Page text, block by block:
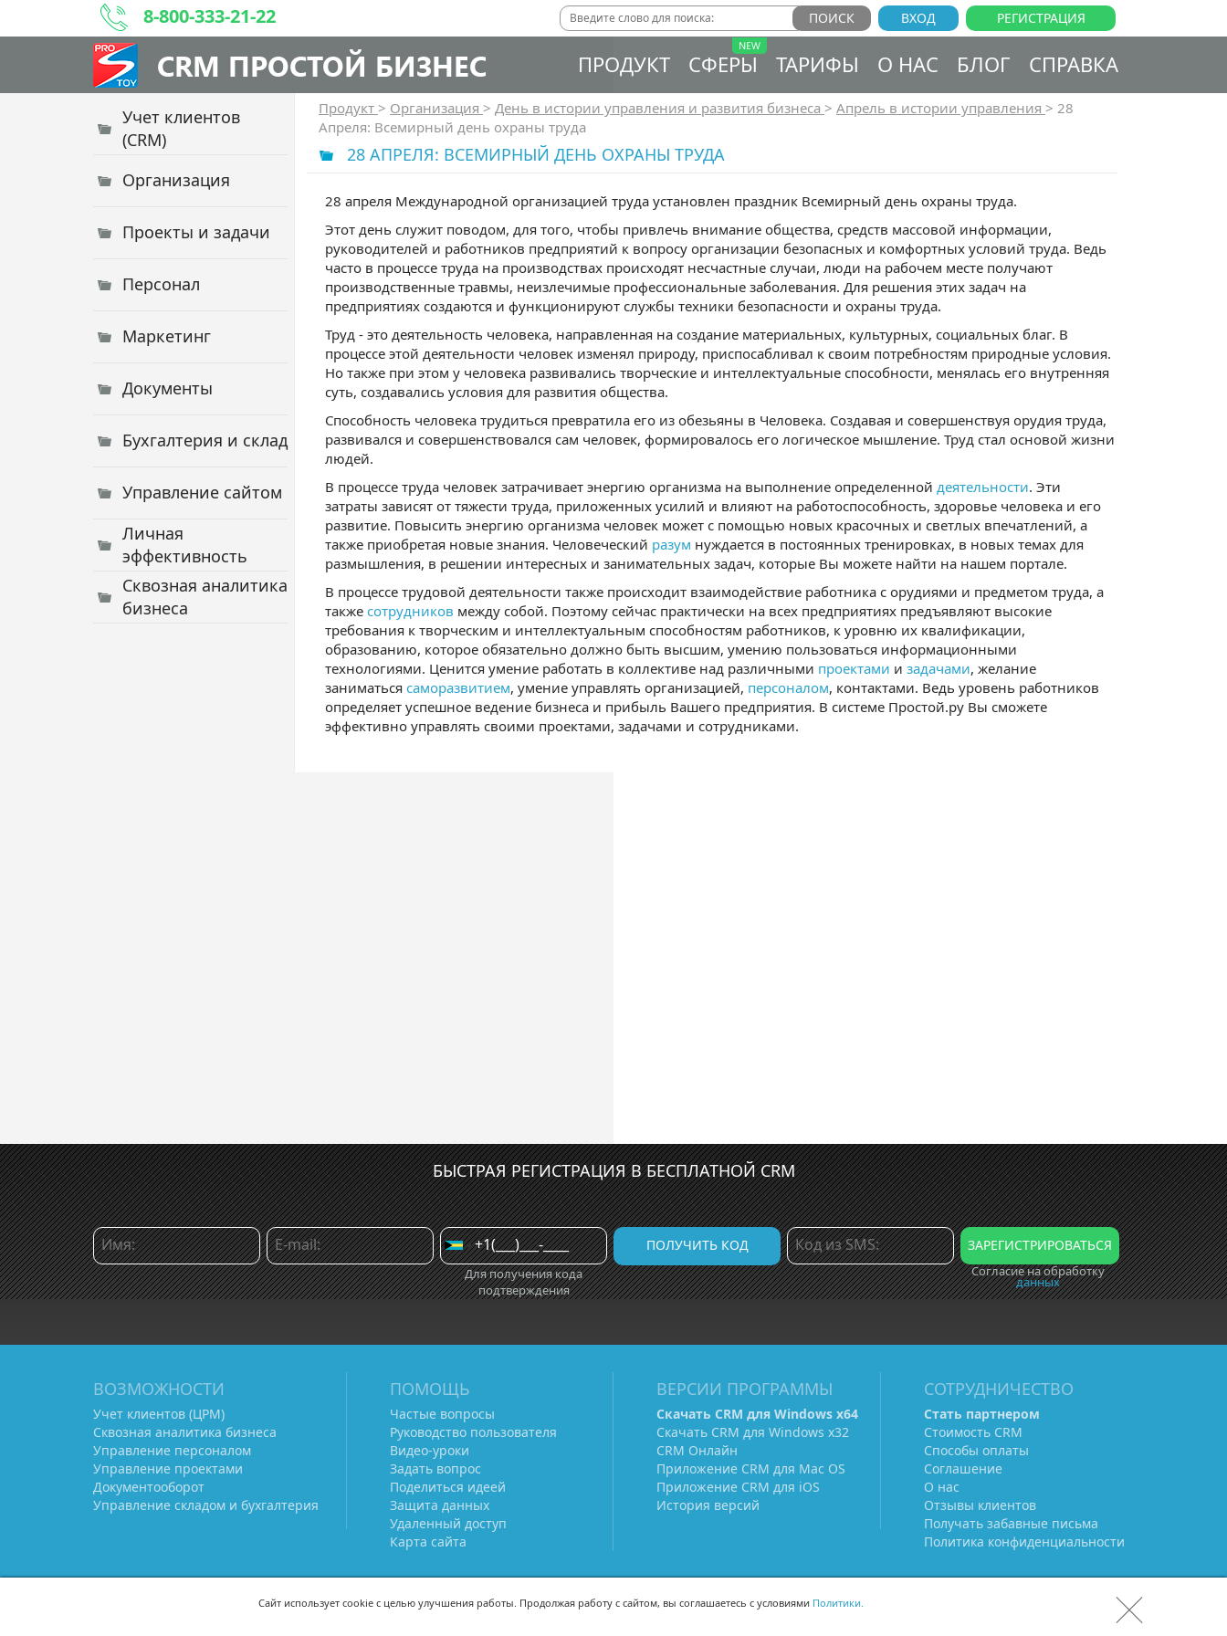
8-800-333-21-22 РЕГИСТРАЦИЯ
ВХОД
CRM ПРОСТОЙ БИЗНЕС ПРОДУКТ СФЕРЫ ТАРИФЫ О НАС БЛОГ СПРАВКА
Учет клиентов
(CRM)
Организация
Проекты и задачи
Персонал
Маркетинг
Документы
Бухгалтерия и склад
Управление сайтом
Личная
эффективность
Сквозная аналитика
бизнеса
Продукт > Организация > День в истории управления и развития бизнеса > Апрель в истории управления > 28
Апреля: Всемирный день охраны труда
28 АПРЕЛЯ: ВСЕМИРНЫЙ ДЕНЬ ОХРАНЫ ТРУДА
28 апреля Международной организацией труда установлен праздник Всемирный день охраны труда.
Этот день служит поводом, для того, чтобы привлечь внимание общества, средств массовой информации,
руководителей и работников предприятий к вопросу организации безопасных и комфортных условий труда. Ведь
часто в процессе труда на производствах происходят несчастные случаи, люди на рабочем месте получают
производственные травмы, неизлечимые профессиональные заболевания. Для решения этих задач на
предприятиях создаются и функционируют службы техники безопасности и охраны труда.
Труд - это деятельность человека, направленная на создание материальных, культурных, социальных благ. В
процессе этой деятельности человек изменял природу, приспосабливал к своим потребностям природные условия.
Но также при этом у человека развивались творческие и интеллектуальные способности, менялась его внутренняя
суть, создавались условия для развития общества.
Способность человека трудиться превратила его из обезьяны в Человека. Создавая и совершенствуя орудия труда,
развивался и совершенствовался сам человек, формировалось его логическое мышление. Труд стал основой жизни
людей.
В процессе труда человек затрачивает энергию организма на выполнение определенной деятельности. Эти
затраты зависят от тяжести труда, приложенных усилий и влияют на работоспособность, здоровье человека и его
развитие. Повысить энергию организма человек может с помощью новых красочных и светлых впечатлений, а
также приобретая новые знания. Человеческий разум нуждается в постоянных тренировках, в новых темах для
размышления, в решении интересных и занимательных задач, которые Вы можете найти на нашем портале.
В процессе трудовой деятельности также происходит взаимодействие работника с орудиями и предметом труда, а
также сотрудников между собой. Поэтому сейчас практически на всех предприятиях предъявляют высокие
требования к творческим и интеллектуальным способностям работников, к уровню их квалификации,
образованию, которое обязательно должно быть высшим, умению пользоваться информационными
технологиями. Ценится умение работать в коллективе над различными проектами и задачами, желание
заниматься саморазвитием, умение управлять организацией, персоналом, контактами. Ведь уровень работников
определяет успешное ведение бизнеса и прибыль Вашего предприятия. В системе Простой.ру Вы сможете
эффективно управлять своими проектами, задачами и сотрудниками.
БЫСТРАЯ РЕГИСТРАЦИЯ В БЕСПЛАТНОЙ CRM
Для получения кода
подтверждения
Согласие на обработку
данных
ВОЗМОЖНОСТИ
Учет клиентов (ЦРМ)
Сквозная аналитика бизнеса
Управление персоналом
Управление проектами
Документооборот
Управление складом и бухгалтерия
ПОМОЩЬ
Частые вопросы
Руководство пользователя
Видео-уроки
Задать вопрос
Поделиться идеей
Защита данных
Удаленный доступ
Карта сайта
ВЕРСИИ ПРОГРАММЫ
Скачать CRM для Windows х64
Скачать CRM для Windows х32
CRM Онлайн
Приложение CRM для Mac OS
Приложение CRM для iOS
История версий
СОТРУДНИЧЕСТВО
Стать партнером
Стоимость CRM
Способы оплаты
Соглашение
О нас
Отзывы клиентов
Получать забавные письма
Политика конфиденциальности
Сайт использует cookie с целью улучшения работы. Продолжая работу с сайтом, вы соглашаетесь с условиями Политики.